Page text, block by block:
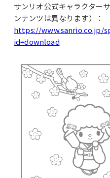
サンリオ公式キャラクター
ンテンツは異なります）：
https://www.sanrio.co.jp/
id=download